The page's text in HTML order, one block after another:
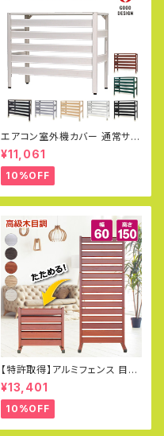
エアコン室外機カバー 通常サイ
ズ アルミ製 カラバリ グッドデザ
イン賞 おしゃれ エコキュート 雨
雪 冬 寒冷地 日除け エアコンカ
バー エクステリア 室外機ラック
白 DIY KB-90
¥11,061
10%OFF
【特許取得】アルミフェンス 目隠
し フェンス ガーデンフェンス ペ
ットフェンス パーテーション プ
ール 幅60×150cm 庭 DIY 柱
門扉 アルミ オレフェンス OF06
15
¥13,401
10%OFF